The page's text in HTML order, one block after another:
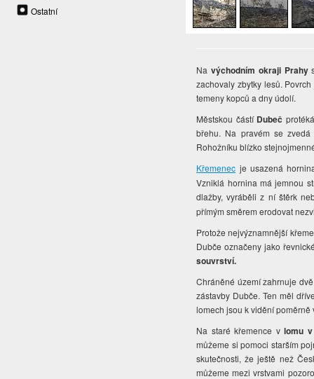
Ostatní
Na východním okraji Prahy
zachovaly zbytky lesů.
temeny kopců a dny údolí.
Městskou částí Dubeč
břehu. Na pravém se
Rohožníku blízko
Křemenec je usazená
Vzniklá hornina má jemnou
dlažby, vyráběli z ní štěrk
přímým směrem erodovat
Protože nejvýznamnější
Dubče označeny jako
souvrství.
Chráněné území zahrnuje
zástavby Dubče. Ten měl
lomech jsou k vidění
Na staré křemence vlomu
můžeme si pomoci starším
skutečnosti, že ještě než
můžeme mezi vrstvami